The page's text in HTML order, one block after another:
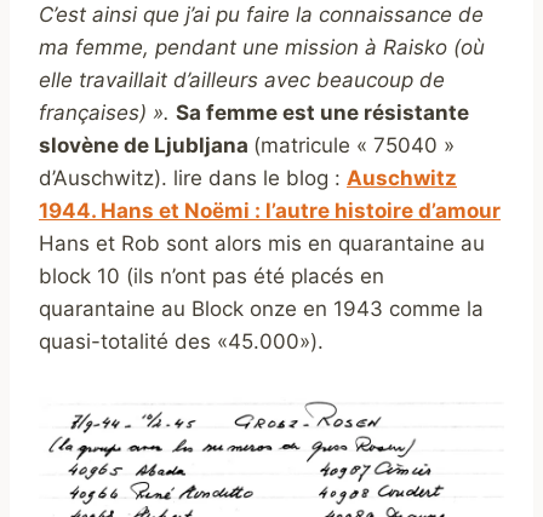
C’est ainsi que j’ai pu faire la connaissance de
ma femme, pendant une mission à Raisko (où
elle travaillait d’ailleurs avec beaucoup de
françaises) ». Sa femme est une résistante
slovène de Ljubljana (matricule « 75040 »
d’Auschwitz). lire dans le blog : Auschwitz
1944. Hans et Noëmi : l’autre histoire d’amour
Hans et Rob sont alors mis en quarantaine au
block 10 (ils n’ont pas été placés en
quarantaine au Block onze en 1943 comme la
quasi-totalité des «45.000»).